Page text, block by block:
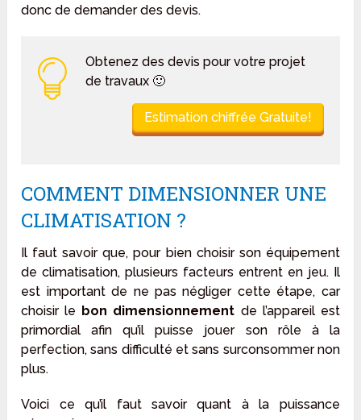
donc de demander des devis.
Obtenez des devis pour votre projet
de travaux 🙂
Estimation chiffrée Gratuite!
COMMENT DIMENSIONNER UNE
CLIMATISATION ?
Il faut savoir que, pour bien choisir son équipement
de climatisation, plusieurs facteurs entrent en jeu. Il
est important de ne pas négliger cette étape, car
choisir le bon dimensionnement de l’appareil est
primordial afin qu’il puisse jouer son rôle à la
perfection, sans difficulté et sans surconsommer non
plus.
Voici ce qu’il faut savoir quant à la puissance